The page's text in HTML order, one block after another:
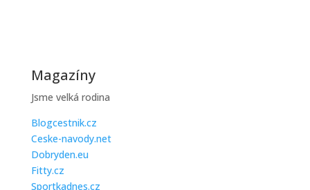
Magazíny
Jsme velká rodina
Blogcestnik.cz
Ceske-navody.net
Dobryden.eu
Fitty.cz
Sportkadnes.cz